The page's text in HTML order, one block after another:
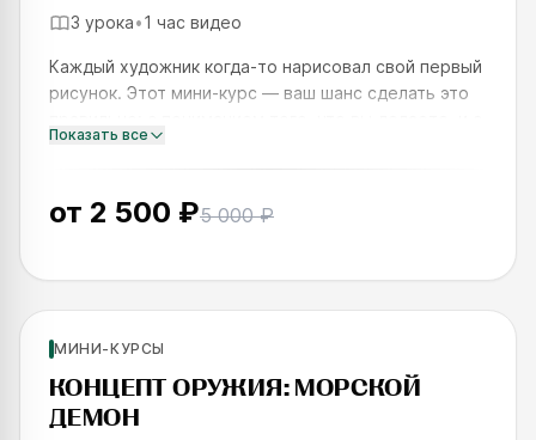
3 урока•1 час видео
Каждый художник когда-то нарисовал свой первый
рисунок. Этот мини-курс — ваш шанс сделать это
результатом, которым можно гордиться. За одну
Показать все
от 2 500 ₽5 000 ₽
SKILLS UP
МИНИ-КУРСЫ
КОНЦЕПТ ОРУЖИЯ: МОРСКОЙ
ДЕМОН